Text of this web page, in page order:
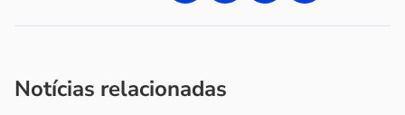
Notícias relacionadas